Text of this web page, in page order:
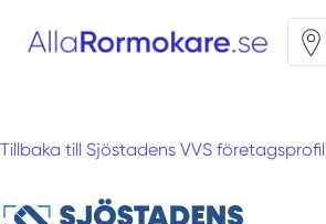
Tillbaka till Sjöstadens VVS företagsprofil